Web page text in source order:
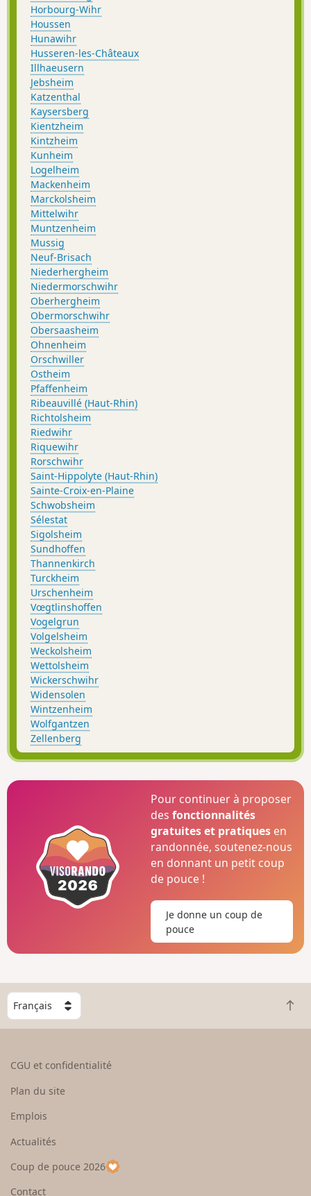
Horbourg-Wihr
Houssen
Hunawihr
Husseren-les-Châteaux
Illhaeusern
Jebsheim
Katzenthal
Kaysersberg
Kientzheim
Kintzheim
Kunheim
Logelheim
Mackenheim
Marckolsheim
Mittelwihr
Muntzenheim
Mussig
Neuf-Brisach
Niederhergheim
Niedermorschwihr
Oberhergheim
Obermorschwihr
Obersaasheim
Ohnenheim
Orschwiller
Ostheim
Pfaffenheim
Ribeauvillé (Haut-Rhin)
Richtolsheim
Riedwihr
Riquewihr
Rorschwihr
Saint-Hippolyte (Haut-Rhin)
Sainte-Croix-en-Plaine
Schwobsheim
Sélestat
Sigolsheim
Sundhoffen
Thannenkirch
Turckheim
Urschenheim
Vœgtlinshoffen
Vogelgrun
Volgelsheim
Weckolsheim
Wettolsheim
Wickerschwihr
Widensolen
Wintzenheim
Wolfgantzen
Zellenberg
Pour continuer à proposer
desfonctionnalités
gratuites et pratiques en
randonnée, soutenez-nous
en donnant un petit coup
de pouce !
Je donne un coup de
pouce
C
h
o
e
u
p
a
R
e
CGU et confidentialité
Plan du site
Emplois
Actualités
Coup de pouce 2026
Contact